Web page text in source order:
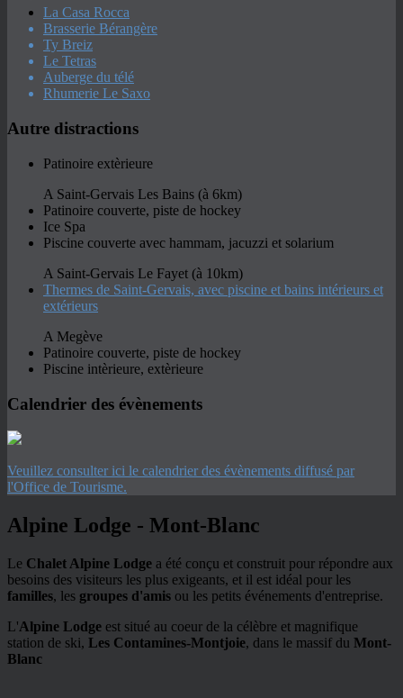
La Casa Rocca
Brasserie Bérangère
Ty Breiz
Le Tetras
Auberge du télé
Rhumerie Le Saxo
Autre distractions
Patinoire extèrieure
A Saint-Gervais Les Bains (à 6km)
Patinoire couverte, piste de hockey
Ice Spa
Piscine couverte avec hammam, jacuzzi et solarium
A Saint-Gervais Le Fayet (à 10km)
Thermes de Saint-Gervais, avec piscine et bains intérieurs et
extérieurs
A Megève
Patinoire couverte, piste de hockey
Piscine intèrieure, extèrieure
Calendrier des évènements
Veuillez consulter ici le calendrier des évènements diffusé par
l'Office de Tourisme.
Alpine Lodge - Mont-Blanc
Le Chalet Alpine Lodge a été conçu et construit pour répondre aux
besoins des visiteurs les plus exigeants, et il est idéal pour les
familles, les groupes d'amis ou les petits événements d'entreprise.
L'Alpine Lodge est situé au coeur de la célèbre et magnifique
station de ski, Les Contamines-Montjoie, dans le massif du Mont-
Blanc